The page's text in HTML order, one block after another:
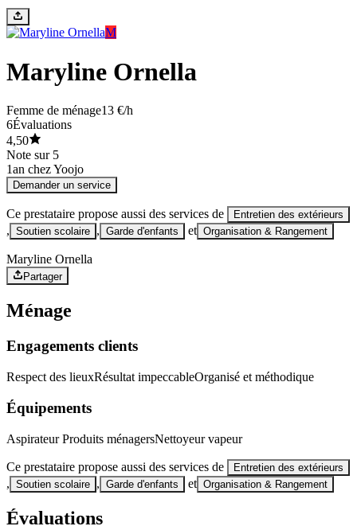
M
Maryline Ornella
Femme de ménage13 €/h
6Évaluations
4,50
Note sur 5
1an chez Yoojo
Demander un service
Ce prestataire propose aussi des services de Entretien des extérieurs
, Soutien scolaire , Garde d'enfants et Organisation & Rangement
Maryline Ornella
Partager
Ménage
Engagements clients
Respect des lieuxRésultat impeccableOrganisé et méthodique
Équipements
AspirateurProduits ménagersNettoyeur vapeur
Ce prestataire propose aussi des services de Entretien des extérieurs
, Soutien scolaire , Garde d'enfants et Organisation & Rangement
Évaluations